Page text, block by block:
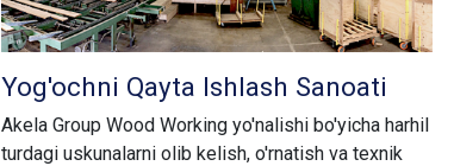
Yog'ochni Qayta Ishlash Sanoati
Akela Group Wood Working yo'nalishi bo'yicha harhil
turdagi uskunalarni olib kelish, o'rnatish va texnik